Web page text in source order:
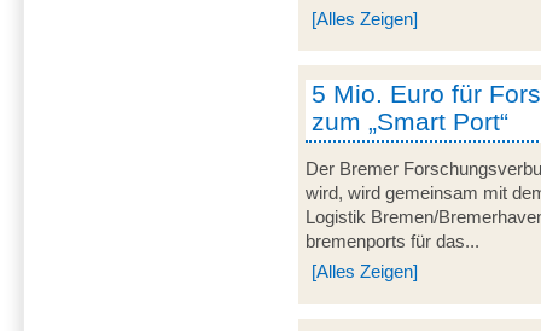
[Alles Zeigen]
5 Mio. Euro für
zum „Smart Port“
Der Bremer
wird, wird gemeinsam mit
Logistik Bremen/
bremenports für das...
[Alles Zeigen]